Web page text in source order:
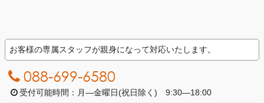
お客様の専属スタッフが親身になって対応いたします。
088-699-6580
受付可能時間：月―金曜日(祝日除く) 9:30―18:00